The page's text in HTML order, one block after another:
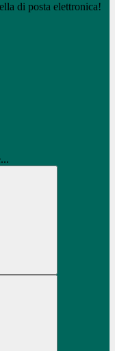
di posta elettronica!